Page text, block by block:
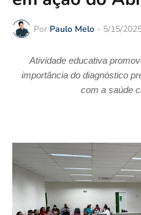
Por Paulo Melo - 5/15/
Atividade educativa
importância do diagnóstico
com a saúde